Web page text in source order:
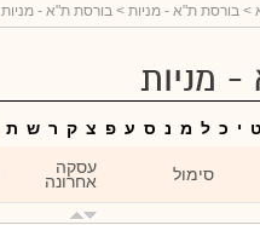
> בורסת ת"א - מניות > בורסת ת"א - מניות
מניות
ת ש ר ק צ פ ע ס נ מ ל כ י ט
סימול עסקה
אחרונה